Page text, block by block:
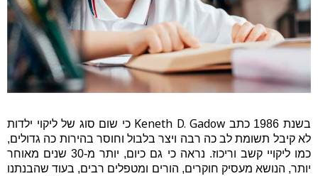
בשנת 1986 כתב Keneth D. Gadow כי שום סוג של ליקוי ילדות
לא קיבל תשומת לב כה רבה ויצר בלבול וחוסר בהירות כה גדולים,
כמו ליקויי קשב וריכוז. נראה כי גם כיום, יותר מ-30 שנים מאוחר
יותר, הנושא מעסיק חוקרים, הורים ומטפלים רבים, בעוד שהבנתנו